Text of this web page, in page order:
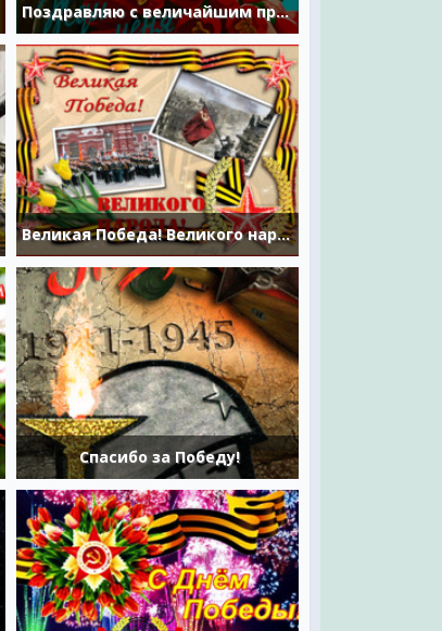
Поздравляю с величайшим праздником — с Днем Победы
Великая Победа! Великого народа!
Спасибо за Победу!